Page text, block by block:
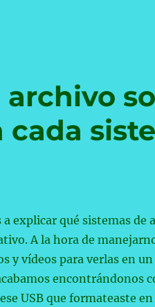
archivo
a explicar qué sistemas de
A la hora de
y vídeos para verlas en
encontrándonos
USB que formateaste